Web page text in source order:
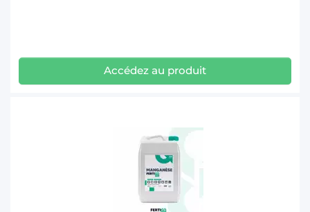
Accédez au produit